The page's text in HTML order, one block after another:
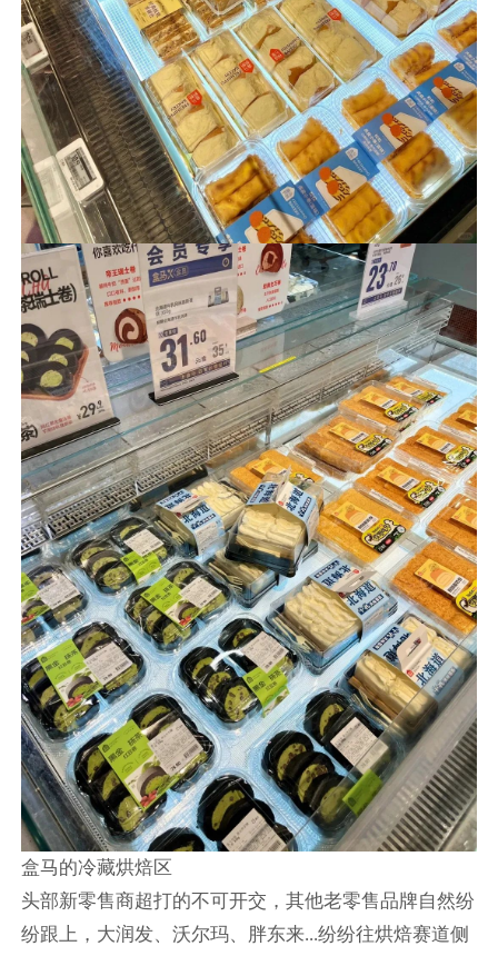
盒马的冷藏烘焙区
头部新零售商超打的不可开交，其他老零售品牌自然纷
纷跟上，大润发、沃尔玛、胖东来...纷纷往烘焙赛道侧